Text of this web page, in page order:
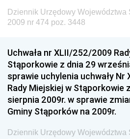
Dziennik Urzędowy Ministra
Rozwoju
Dziennik Urzędowy Ministra
Dziennik Urzędowy Ministra
Regionalnej
Dziennik Urzędowy Ministra
Dziennik Urzędowy Ministra
Dziennik Urzędowy Ministra
Dziennik Urzędowy Województwa
2009 nr 474 poz. 3448
Uchwała nr XLII/252/2009
Stąporkowie z dnia 29
sprawie uchylenia uchwały
Rady Miejskiej w Stąporkowie
sierpnia 2009r. w sprawie
Gminy Stąporków na 2009r.
Dziennik Urzędowy Województwa